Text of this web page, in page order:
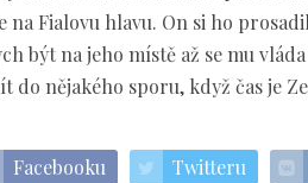
na Fialovu hlavu. On si ho
být na jeho místě až se mu
do nějakého sporu, když čas je
Facebooku Twitteru